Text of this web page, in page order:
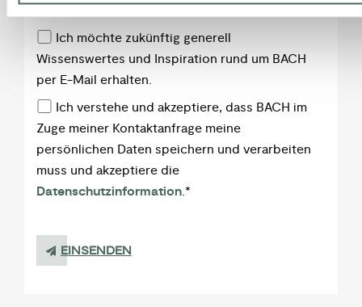
Ich möchte zukünftig generell
Wissenswertes und Inspiration rund um BACH
per E-Mail erhalten.
Ich verstehe und akzeptiere, dass BACH im
Zuge meiner Kontaktanfrage meine
persönlichen Daten speichern und verarbeiten
muss und akzeptiere die
Datenschutzinformation.*